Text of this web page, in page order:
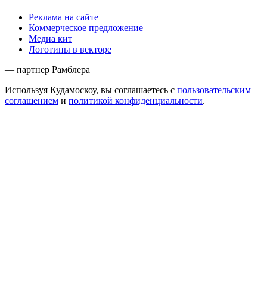
Реклама на сайте
Коммерческое предложение
Медиа кит
Логотипы в векторе
— партнер Рамблера
Используя Кудамоскоу, вы соглашаетесь с пользовательским
соглашением и политикой конфиденциальности.